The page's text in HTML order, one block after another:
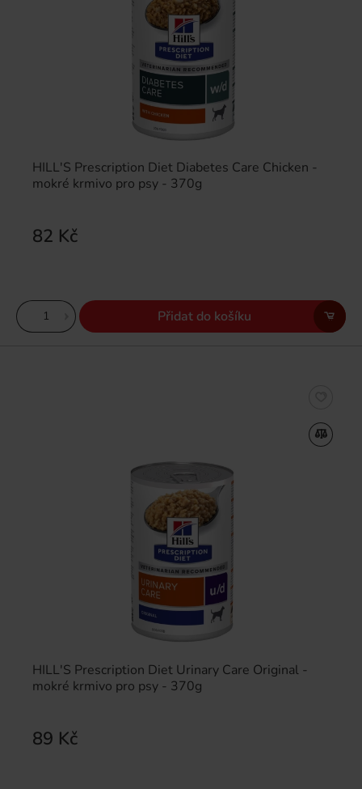
HILL'S Prescription Diet Diabetes Care Chicken -
mokré krmivo pro psy - 370g
82 Kč
Přidat do košíku
HILL'S Prescription Diet Urinary Care Original -
mokré krmivo pro psy - 370g
89 Kč